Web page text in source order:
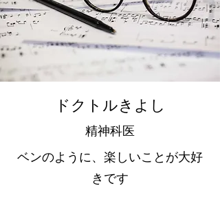
​ドクトルきよし
精神科医
ベンのように、楽しいことが大好
きです